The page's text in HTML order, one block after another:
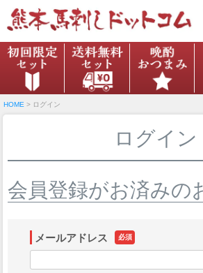
HOME ログイン
ログイン
会員登録がお済みの
メールアドレス
(必